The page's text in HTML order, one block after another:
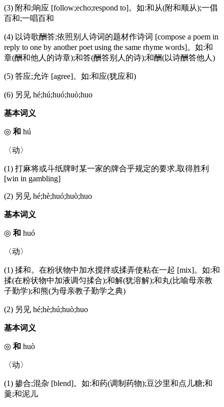
(3) 附和;响应 [follow;echo;respond to]。如:和从(附和顺从);一倡
百和;一唱百和
(4) 以诗歌酬答;依照别人诗词的题材作诗词 [compose a poem in
reply to one by another poet using the same rhyme words]。如:和
章(酬和他人的诗章);和答(酬答别人的诗);和酬(以诗酬答他人)
(5) 答应;允许 [agree]。如:和应(犹应和)
(6) 另见 hé;hú;huó;huò;huo
基本词义
◎ 和 hú
〈动〉
(1) 打麻将或斗纸牌时某一家的牌合乎规定的要求,取得胜利
[win in gambling]
(2) 另见 hé;hè;huó;huò;huo
基本词义
◎ 和 huó
〈动〉
(1) 揉和。在粉状物中加水搅拌或揉弄使粘在一起 [mix]。如:和
揉(在粉状物中加液调匀揉合);和解(犹溶解);和丸(比喻母亲教
子勤学);和熊(为母亲教子勤学之典)
(2) 另见 hé;hè;hú;huò;huo
基本词义
◎ 和 huò
〈动〉
(1) 掺合;混杂 [blend]。如:和药(调制药物);豆沙里和点儿糖;和
羹;和泥儿